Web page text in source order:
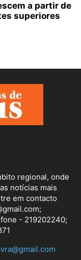
a partir de
superiores
regional, onde
notícias mais
em contacto
- 219202240;